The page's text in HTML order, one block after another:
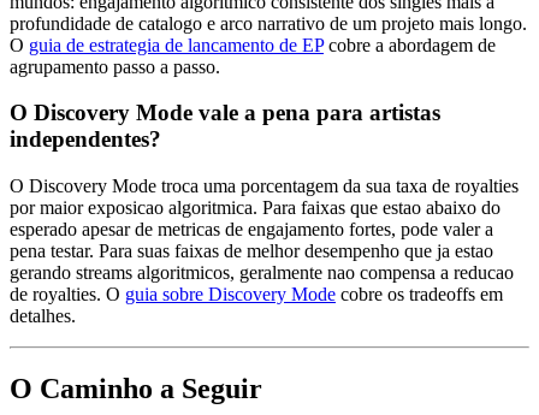
profundidade de catalogo e arco narrativo de um projeto mais longo.
O guia de estrategia de lancamento de EPcobre a abordagem de
agrupamento passo a passo.
O Discovery Mode vale a pena para artistas
independentes?
O Discovery Mode troca uma porcentagem da sua taxa de royalties
por maior exposicao algoritmica. Para faixas que estao abaixo do
esperado apesar de metricas de engajamento fortes, pode valer a
pena testar. Para suas faixas de melhor desempenho que ja estao
gerando streams algoritmicos, geralmente nao compensa a reducao
de royalties. O guia sobre Discovery Mode cobre os tradeoffs em
detalhes.
O Caminho a Seguir